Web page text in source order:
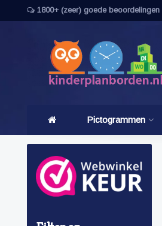
1800+ (zeer) goede beoordelingen
Pictogrammen